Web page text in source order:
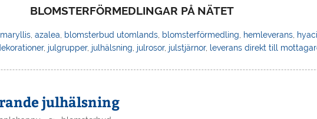
BLOMSTERFÖRMEDLINGAR PÅ NÄTET
,azalea, blomsterbud utomlands, blomsterförmedling, hemleverans,
, julgrupper, julhälsning julrosor, julstjärnor, leverans direkt till
julhälsning